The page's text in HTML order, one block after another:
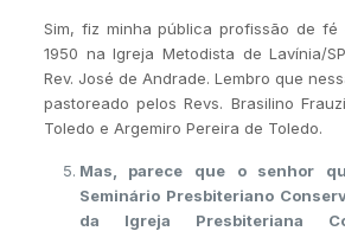
Sim, fiz minha pública profissão de fé
1950 na Igreja Metodista de Lavínia/
Rev. José de Andrade. Lembro que
pastoreado pelos Revs. Brasilino
Toledo e Argemiro Pereira de Toledo.
Mas, parece que o senhor
Seminário Presbiteriano
da Igreja Presbiteriana